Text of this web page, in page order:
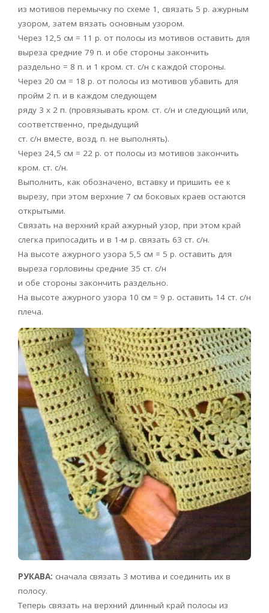
из мотивов перемычку по схеме 1, связать 5 р. ажурным
узором, затем вязать основным узором.
Через 12,5 см = 11 р. от полосы из мотивов оставить для
выреза средние 79 п. и обе стороны закончить
раздельно = 8 п. и 1 кром. ст. с/н с каждой стороны.
Через 20 см = 18 р. от полосы из мотивов убавить для
пройм 2 п. и в каждом следующем
ряду 3 х 2 п. (провязывать кром. ст. с/н и следующий или,
соответственно, предыдущий
ст. с/н вместе, возд. п. не выполнять).
Через 24,5 см = 22 р. от полосы из мотивов закончить
кром. ст. с/н.
Выполнить, как обозначено, вставку и пришить ее к
вырезу, при этом верхние 7 см боковых краев остаются
открытыми.
Связать на верхний край ажурный узор, при этом край
слегка припосадить и в 1-м р. связать 63 ст. с/н.
На высоте ажурного узора 5,5 см = 5 р. оставить для
выреза горловины средние 35 ст. с/н
и обе стороны закончить раздельно.
На высоте ажурного узора 10 см = 9 р. оставить 14 ст. с/н
плеча.
РУКАВА: сначала связать 3 мотива и соединить их в
полосу.
Теперь связать на верхний длинный край полосы из